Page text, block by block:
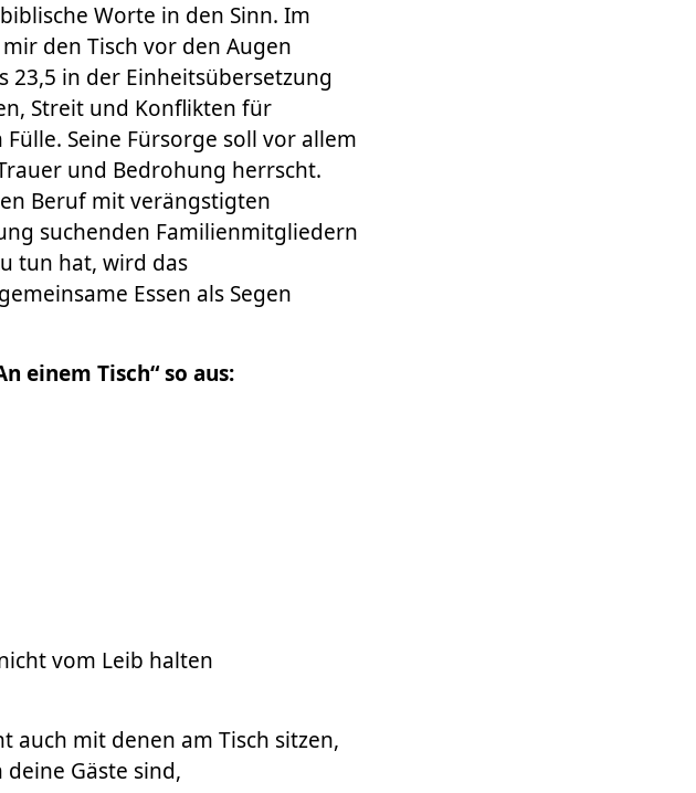
Worte in den Sinn. Im
den Tisch vor den Augen
23,5 in der Einheitsübersetzung
Streit und Konflikten für
Seine Fürsorge soll vor allem
und Bedrohung herrscht.
Beruf mit verängstigten
suchenden Familienmitgliedern
tun hat, wird das
Essen als Segen
einem Tisch“ so aus:
vom Leib halten
mit denen am Tisch sitzen,
Gäste sind,